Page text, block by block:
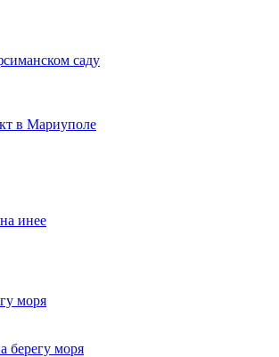
саду
в Мариуполе
инее
моря
берегу моря